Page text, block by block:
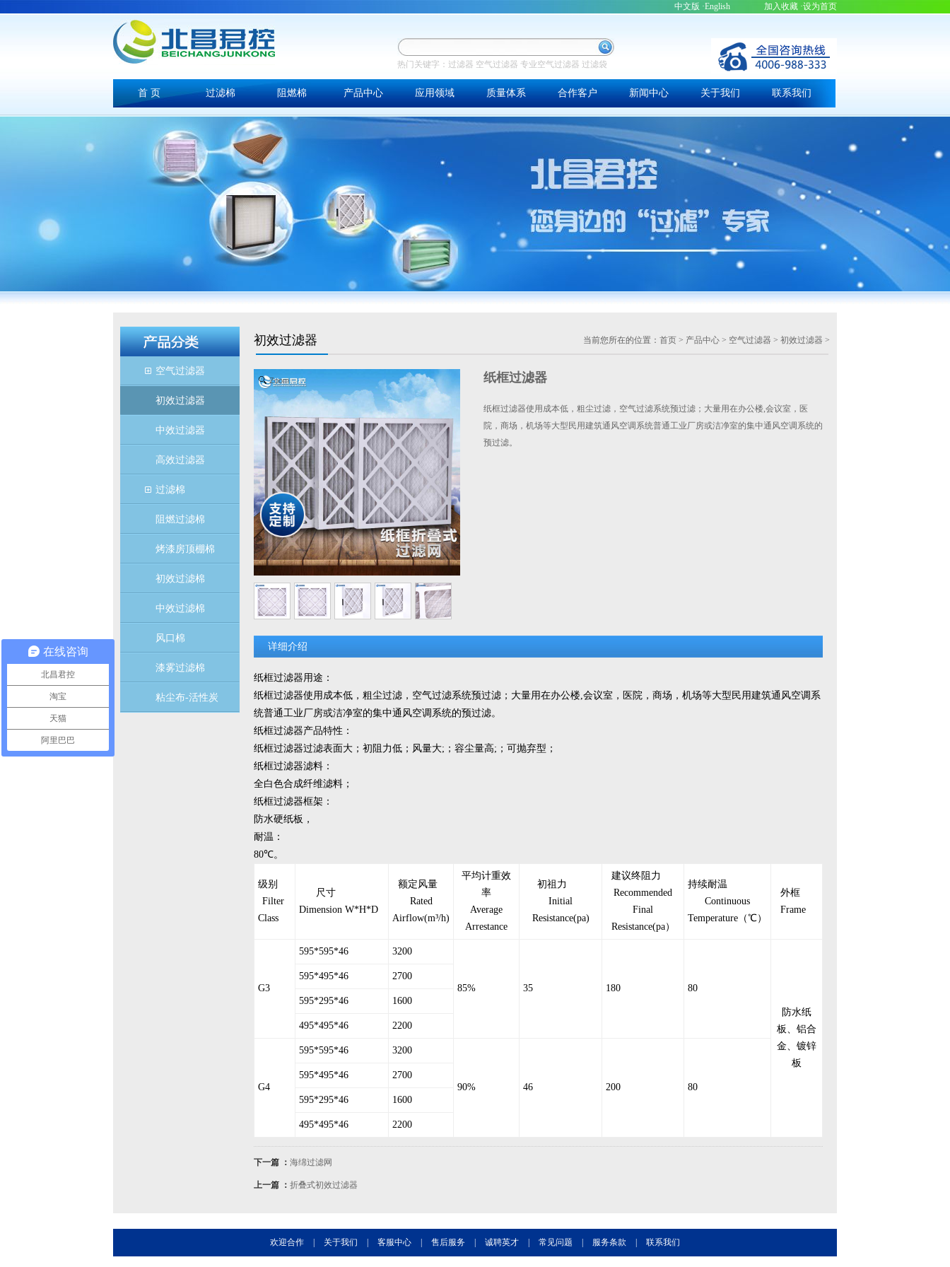
中文版 ·English 加入收藏 ·设为首页
热门关键字： 过滤器 空气过滤器 专业空气过滤器 过滤袋
首 页 过滤棉 阻燃棉 产品中心 应用领域 质量体系 合作客户 新闻中心 关于我们 联系我们
空气过滤器
初效过滤器
中效过滤器
高效过滤器
过滤棉
阻燃过滤棉
烤漆房顶棚棉
初效过滤棉
中效过滤棉
风口棉
漆雾过滤棉
粘尘布-活性炭
初效过滤器 当前您所在的位置： 首页 > 产品中心 > 空气过滤器 > 初效过滤器 >
Zoom 纸框过滤器
纸框过滤器使用成本低，粗尘过滤，空气过滤系统预过滤；大量用在办公楼,会议室，医
院，商场，机场等大型民用建筑通风空调系统普通工业厂房或洁净室的集中通风空调系统的
预过滤。
详细介绍
纸框过滤器用途：
纸框过滤器使用成本低，粗尘过滤，空气过滤系统预过滤；大量用在办公楼,会议室，医院，商场，机场等大型民用建筑通风空调系
统普通工业厂房或洁净室的集中通风空调系统的预过滤。
纸框过滤器产品特性：
纸框过滤器过滤表面大；初阻力低；风量大;；容尘量高;；可抛弃型；
纸框过滤器滤料：
全白色合成纤维滤料；
纸框过滤器框架：
防水硬纸板，
耐温：
80℃。
级别
Filter
Class
尺寸
Dimension W*H*D
额定风量
Rated
Airflow(m³/h)
平均计重效
率
Average
Arrestance
初祖力
Initial
Resistance(pa)
建议终阻力
Recommended
Final
Resistance(pa）
持续耐温
Continuous
Temperature（℃）
外框
Frame
G3
595*595*46 3200
85% 35 180 80
防水纸
板、铝合
金、镀锌
板
595*495*46 2700
595*295*46 1600
495*495*46 2200
G4
595*595*46 3200
90% 46 200 80
595*495*46 2700
595*295*46 1600
495*495*46 2200
下一篇 ： 海绵过滤网
上一篇 ： 折叠式初效过滤器
欢迎合作 关于我们 客服中心 售后服务 诚聘英才 常见问题 服务条款 联系我们
在线咨询
北昌君控
淘宝
天猫
阿里巴巴